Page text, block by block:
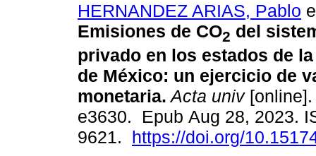
HERNANDEZ ARIAS, Pablo
Emisiones de CO2 del
privado en los estados de
de México: un ejercicio de
monetaria. Acta univ[online].
e3630. Epub Aug 28, 2023.
9621. https://doi.org/